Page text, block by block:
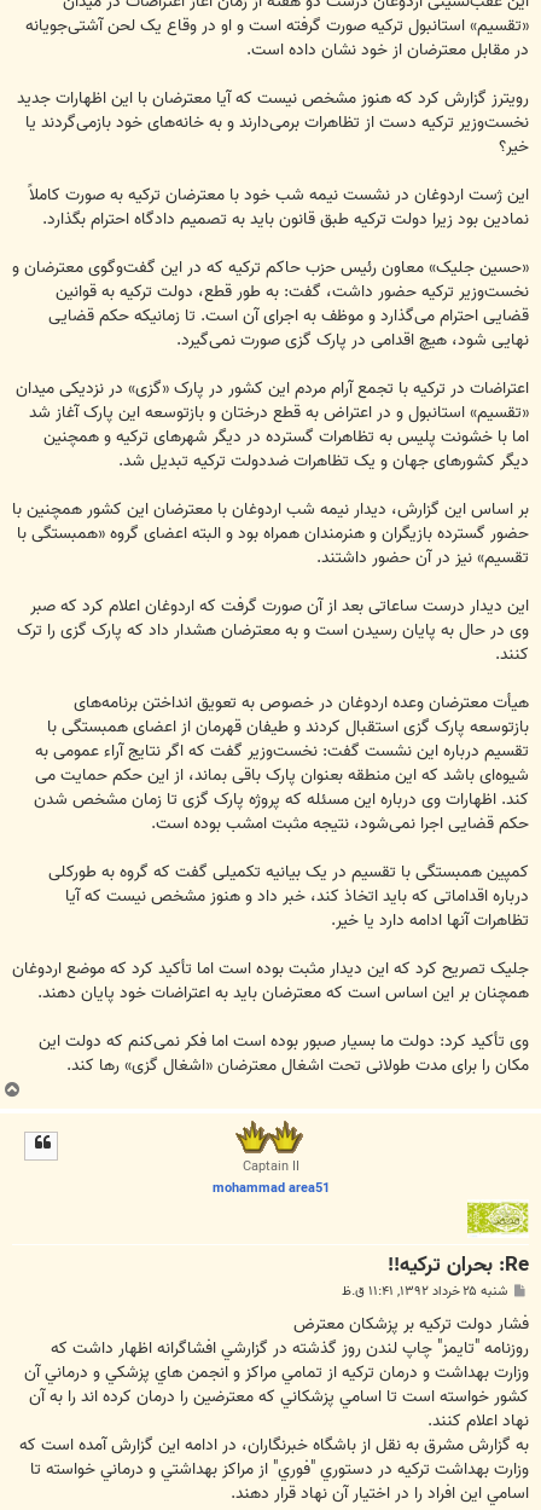
«تقسیم» استانبول ترکیه صورت گرفته است و او در وقاع یک لحن آشتی‌جویانه
در مقابل معترضان از خود نشان داده است.
رویترز گزارش کرد که هنوز مشخص نیست که آیا معترضان با این اظهارات جدید
نخست‌وزیر ترکیه دست از تظاهرات برمی‌دارند و به خانه‌های خود بازمی‌گردند یا
خیر؟
این ژست اردوغان در نشست نیمه شب خود با معترضان ترکیه به صورت کاملاً
نمادین بود زیرا دولت ترکیه طبق قانون باید به تصمیم دادگاه احترام بگذارد.
«حسین جلیک» معاون رئیس حزب حاکم ترکیه که در این گفت‌وگوی معترضان و
نخست‌وزیر ترکیه حضور داشت، گفت: به طور قطع، دولت ترکیه به قوانین
قضایی احترام می‌گذارد و موظف به اجرای آن است. تا زمانیکه حکم قضایی
نهایی شود، هیچ اقدامی در پارک گزی صورت نمی‌گیرد.
اعتراضات در ترکیه با تجمع آرام مردم این کشور در پارک «گزی» در نزدیکی میدان
«تقسیم» استانبول و در اعتراض به قطع درختان و بازتوسعه این پارک آغاز شد
اما با خشونت پلیس به تظاهرات گسترده در دیگر شهرهای ترکیه و همچنین
دیگر کشورهای جهان و یک تظاهرات ضددولت ترکیه تبدیل شد.
بر اساس این گزارش، دیدار نیمه شب اردوغان با معترضان این کشور همچنین با
حضور گسترده بازیگران و هنرمندان همراه بود و البته اعضای گروه «همبستگی با
تقسیم» نیز در آن حضور داشتند.
این دیدار درست ساعاتی بعد از آن صورت گرفت که اردوغان اعلام کرد که صبر
وی در حال به پایان رسیدن است و به معترضان هشدار داد که پارک گزی را ترک
کنند.
هیأت معترضان وعده اردوغان در خصوص به تعویق انداختن برنامه‌های
بازتوسعه پارک گزی استقبال کردند و طیفان قهرمان از اعضای همبستگی با
تقسیم درباره این نشست گفت: نخست‌وزیر گفت که اگر نتایج آراء عمومی به
شیوه‌ای باشد که این منطقه بعنوان پارک باقی بماند، از این حکم حمایت می
کند. اظهارات وی درباره این مسئله که پروژه پارک گزی تا زمان مشخص شدن
حکم قضایی اجرا نمی‌شود، نتیجه مثبت امشب بوده است.
کمپین همبستگی با تقسیم در یک بیانیه تکمیلی گفت که گروه به طورکلی
درباره اقداماتی که باید اتخاذ کند، خبر داد و هنوز مشخص نیست که آیا
تظاهرات آنها ادامه دارد یا خیر.
جلیک تصریح کرد که این دیدار مثبت بوده است اما تأکید کرد که موضع اردوغان
همچنان بر این اساس است که معترضان باید به اعتراضات خود پایان دهند.
وی تأکید کرد: دولت ما بسیار صبور بوده است اما فکر نمی‌کنم که دولت این
مکان را برای مدت طولانی تحت اشغال معترضان «اشغال گزی» رها کند.
ب
ا
Captain II
mohammad area51
Re: بحران ترکیه!!
پ
ت
شنبه ۲۵ خرداد ۱۳۹۲, ۱۱:۴۱ ق.ظ
فشار دولت ترکیه بر پزشکان معترض
روزنامه "تايمز" چاپ لندن روز گذشته در گزارشي افشاگرانه اظهار داشت که
وزارت بهداشت و درمان ترکيه از تمامي مراکز و انجمن هاي پزشکي و درماني آن
کشور خواسته است تا اسامي پزشکاني که معترضين را درمان کرده اند را به آن
نهاد اعلام کنند.
به گزارش مشرق به نقل از باشگاه خبرنگاران، در ادامه اين گزارش آمده است که
وزارت بهداشت ترکيه در دستوري "فوري" از مراکز بهداشتي و درماني خواسته تا
اسامي اين افراد را در اختيار آن نهاد قرار دهند.